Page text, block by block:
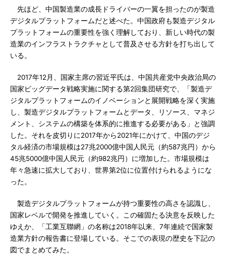
先ほど、中国製造業の成長ドライバーの一翼を担ったのが製造
デジタルプラットフォームだと述べた。中国政府も製造デジタル
プラットフォームの重要性を強く理解しており、新しい時代の製
造業のインフラストラクチャとして普及させる方針を打ち出して
いる。
2017年12月、国家主席の習近平氏は、中国共産党中央政治局の
国家ビッグデータ戦略実施に関する第2回集団研究で、「製造デ
ジタルプラットフォームのイノベーションと展開戦略を深く実施
し、製造デジタルプラットフォームとデータ、リソース、マネジ
メント、システムの構築を体系的に推進する必要がある」と強調
した。それを皮切りに2017年から2021年にかけて、中国のデジ
タル経済の市場規模は27兆2000億中国人民元（約587兆円）から
45兆5000億中国人民元（約982兆円）に増加した。市場規模は
年々急速に拡大しており、世界第2位に位置付けられるようにな
った。
製造デジタルプラットフォームが持つ重要性の高さを認識し、
国家レベルで開発を推進していく。この確固たる決意を反映した
ゆえか、「工業互聯網」の名称は2018年以来、7年連続で国家製
造業方針の報告書に登場している。そこでの表現の歴史を下記の
図でまとめてみた。